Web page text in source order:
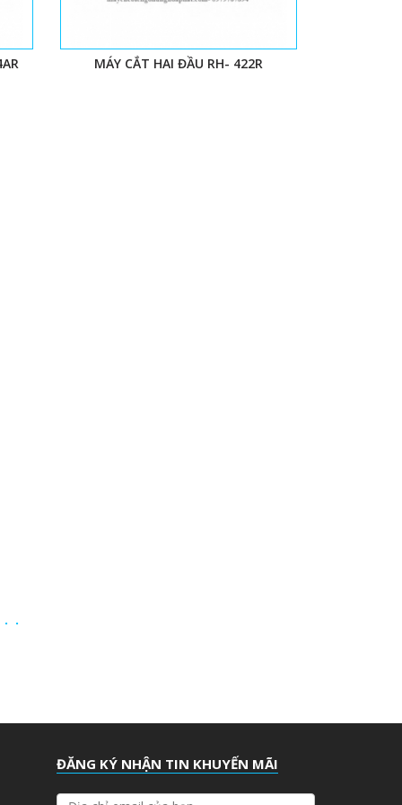
MÁY CẮT HAI ĐẦU RH- 422R
ĐĂNG KÝ NHẬN TIN KHUYẾN MÃI